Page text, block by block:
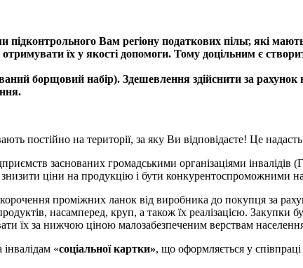
Вам регіону податкових пільг, які
їх у якості допомоги. Тому доцільним є
борщовий набір). Здешевлення здійснити за
постійно на території, за яку Ви відповідаєте! Це
заснованих громадськими організаціями
ціни на продукцію і бути конкурентоспроможними
проміжних ланок від виробника до покупця за
насамперед, круп, а також їх реалізацією. Закупки
їх за нижчою ціною малозабезпеченим верствам
«соціальної картки», що оформляється у